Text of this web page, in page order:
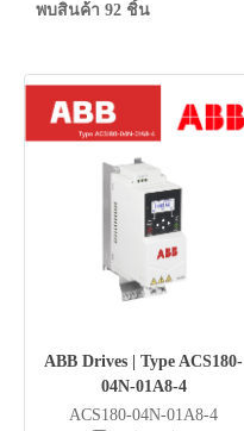
พบสินค้า 92 ชิ้น
ABB Drives | Type ACS180-
04N-01A8-4
ACS180-04N-01A8-4